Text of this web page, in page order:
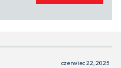
czerwiec 22, 2025